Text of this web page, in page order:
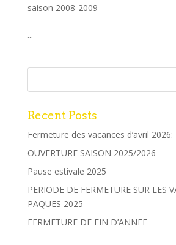
saison 2008-2009
...
Recent Posts
Fermeture des vacances d’avril 2026:
OUVERTURE SAISON 2025/2026
Pause estivale 2025
PERIODE DE FERMETURE SUR LES
PAQUES 2025
FERMETURE DE FIN D’ANNEE